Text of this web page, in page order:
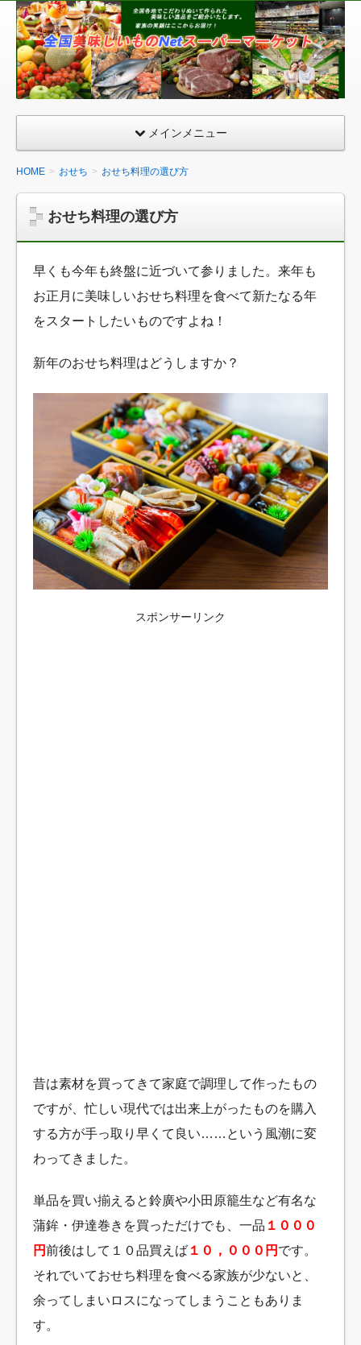
全
国
美
味
も
の
ッ
ト
ス
ー
パ
ー
メインメニュー
HOME おせち おせち料理の選び方
おせち料理の選び方
早くも今年も終盤に近づいて参りました。来年も
お正月に美味しいおせち料理を食べて新たなる年
をスタートしたいものですよね！
新年のおせち料理はどうしますか？
スポンサーリンク
昔は素材を買ってきて家庭で調理して作ったもの
ですが、忙しい現代では出来上がったものを購入
する方が手っ取り早くて良い……という風潮に変
わってきました。
単品を買い揃えると鈴廣や小田原籠生など有名な
蒲鉾・伊達巻きを買っただけでも、一品 １０００
円前後はして１０品買えば １０，０００円 です。
それでいておせち料理を食べる家族が少ないと、
余ってしまいロスになってしまうこともありま
す。